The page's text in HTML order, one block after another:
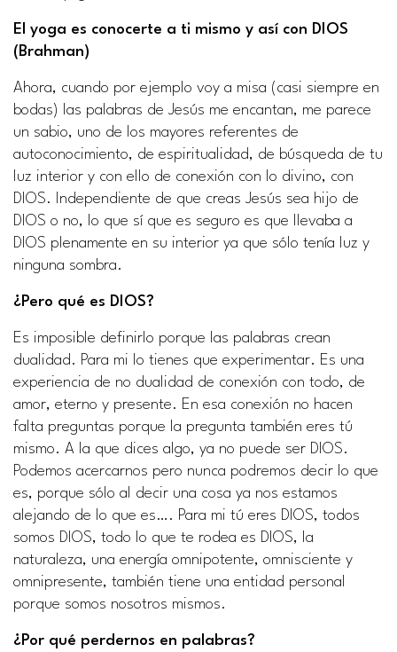
El yoga es conocerte a ti mismo y así con DIOS
(Brahman)
Ahora, cuando por ejemplo voy a misa (casi siempre en
bodas) las palabras de Jesús me encantan, me parece
un sabio, uno de los mayores referentes de
autoconocimiento, de espiritualidad, de búsqueda de tu
luz interior y con ello de conexión con lo divino, con
DIOS. Independiente de que creas Jesús sea hijo de
DIOS o no, lo que sí que es seguro es que llevaba a
DIOS plenamente en su interior ya que sólo tenía luz y
ninguna sombra.
¿Pero qué es DIOS?
Es imposible definirlo porque las palabras crean
dualidad. Para mi lo tienes que experimentar. Es una
experiencia de no dualidad de conexión con todo, de
amor, eterno y presente. En esa conexión no hacen
falta preguntas porque la pregunta también eres tú
mismo. A la que dices algo, ya no puede ser DIOS.
Podemos acercarnos pero nunca podremos decir lo que
es, porque sólo al decir una cosa ya nos estamos
alejando de lo que es…. Para mi tú eres DIOS, todos
somos DIOS, todo lo que te rodea es DIOS, la
naturaleza, una energía omnipotente, omnisciente y
omnipresente, también tiene una entidad personal
porque somos nosotros mismos.
¿Por qué perdernos en palabras?